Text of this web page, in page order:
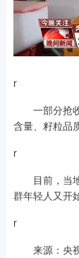
r
一部分抢收
含量、籽粒品
r
目前，当地
群年轻人又开
r
来源：央